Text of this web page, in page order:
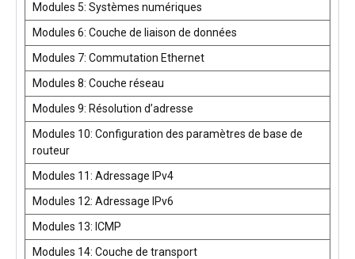
Modules 5: Systèmes numériques
Modules 6: Couche de liaison de données
Modules 7: Commutation Ethernet
Modules 8: Couche réseau
Modules 9: Résolution d’adresse
Modules 10: Configuration des paramètres de base de
routeur
Modules 11: Adressage IPv4
Modules 12: Adressage IPv6
Modules 13: ICMP
Modules 14: Couche de transport